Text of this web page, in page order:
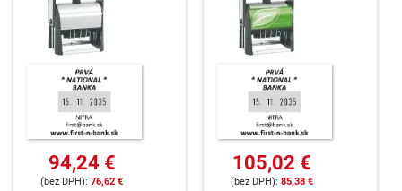
94,24 €
76,62 €
105,02 €
85,38 €